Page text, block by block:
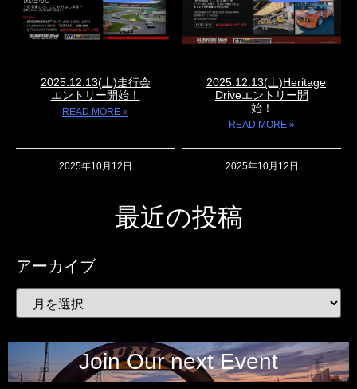
2025.12.13(土)走行会
エントリー開始！
READ MORE »
2025年10月12日
2025.12.13(土)Heritage
Driveエントリー開
始！
READ MORE »
2025年10月12日
最近の投稿
アーカイブ
Join Our next Event